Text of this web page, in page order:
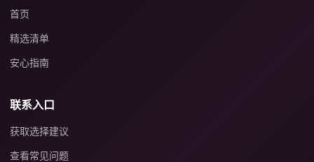
首页
精选清单
安心指南
联系入口
获取选择建议
查看常见问题